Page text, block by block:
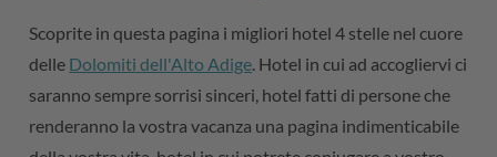
Scoprite in questa pagina i migliori hotel 4 stelle nel cuore
delle Dolomiti dell'Alto Adige . Hotel in cui ad accogliervi ci
saranno sempre sorrisi sinceri, hotel fatti di persone che
renderanno la vostra vacanza una pagina indimenticabile